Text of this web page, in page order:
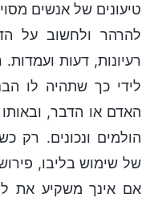
טיעונים של אנשים
להרהר ולחשוב על
רעיונות, דעות ועמדות.
לידי כך שתהיה לו
האדם או הדבר, ובאותו
הולמים ונכונים. רק
של שימוש בליבו,
אם אינך משקיע את